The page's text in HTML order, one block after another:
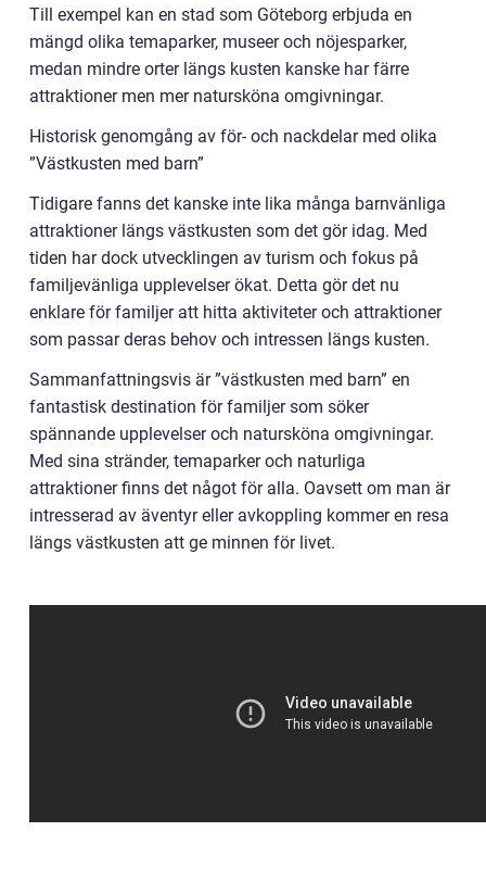
Till exempel kan en stad som Göteborg erbjuda en
mängd olika temaparker, museer och nöjesparker,
medan mindre orter längs kusten kanske har färre
attraktioner men mer natursköna omgivningar.
Historisk genomgång av för- och nackdelar med olika
”Västkusten med barn”
Tidigare fanns det kanske inte lika många barnvänliga
attraktioner längs västkusten som det gör idag. Med
tiden har dock utvecklingen av turism och fokus på
familjevänliga upplevelser ökat. Detta gör det nu
enklare för familjer att hitta aktiviteter och attraktioner
som passar deras behov och intressen längs kusten.
Sammanfattningsvis är ”västkusten med barn” en
fantastisk destination för familjer som söker
spännande upplevelser och natursköna omgivningar.
Med sina stränder, temaparker och naturliga
attraktioner finns det något för alla. Oavsett om man är
intresserad av äventyr eller avkoppling kommer en resa
längs västkusten att ge minnen för livet.